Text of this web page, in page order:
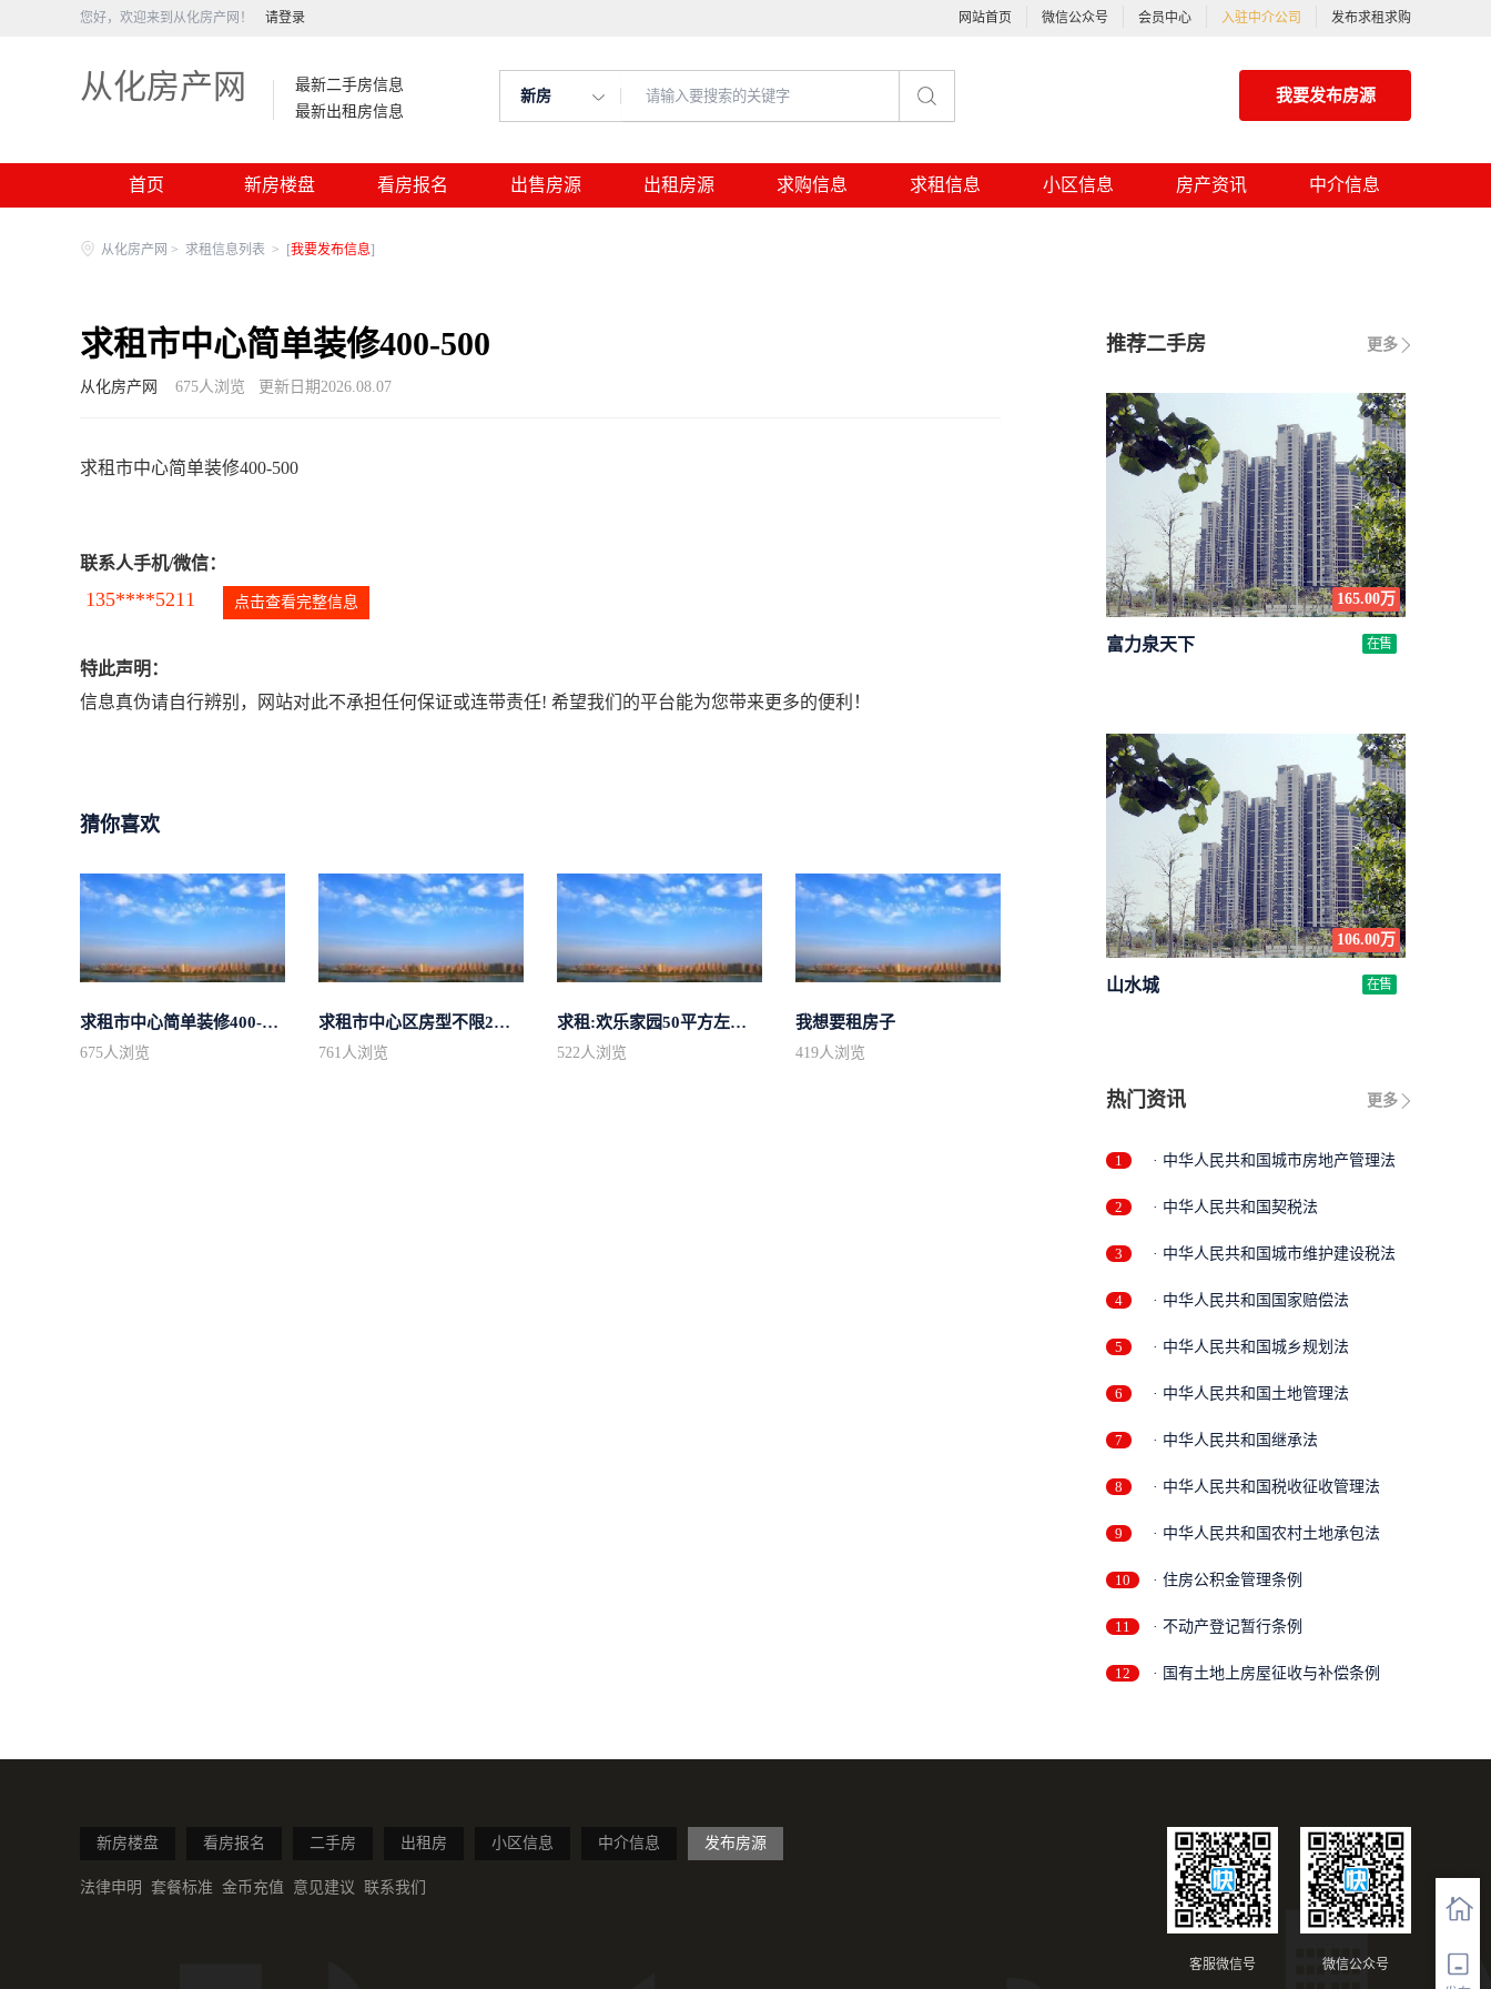
您好，欢迎来到从化房产网！ 请登录 网站首页 微信公众号 会员中心 入驻中介公司 发布求租求购
从化房产网
最新二手房信息
最新出租房信息
新房 我要发布房源
首页 新房楼盘 看房报名 出售房源 出租房源 求购信息 求租信息 小区信息 房产资讯 中介信息
从化房产网 > 求租信息列表 > [我要发布信息]
求租市中心简单装修400-500
从化房产网 675人浏览 更新日期2026.08.07
求租市中心简单装修400-500
联系人手机/微信：
135****5211 点击查看完整信息
特此声明：
信息真伪请自行辨别，网站对此不承担任何保证或连带责任! 希望我们的平台能为您带来更多的便利！
猜你喜欢
求租市中心简单装修400-500
675人浏览
求租市中心区房型不限2室1厅中档装修
761人浏览
求租:欢乐家园50平方左右的单身公寓廉...
522人浏览
我想要租房子
419人浏览
更多
推荐二手房
165.00万
富力泉天下 在售
106.00万
山水城 在售
更多
热门资讯
1 · 中华人民共和国城市房地产管理法
2 · 中华人民共和国契税法
3 · 中华人民共和国城市维护建设税法
4 · 中华人民共和国国家赔偿法
5 · 中华人民共和国城乡规划法
6 · 中华人民共和国土地管理法
7 · 中华人民共和国继承法
8 · 中华人民共和国税收征收管理法
9 · 中华人民共和国农村土地承包法
10 · 住房公积金管理条例
11 · 不动产登记暂行条例
12 · 国有土地上房屋征收与补偿条例
新房楼盘 看房报名 二手房 出租房 小区信息 中介信息 发布房源
法律申明 套餐标准 金币充值 意见建议 联系我们
微信公众号
客服微信号